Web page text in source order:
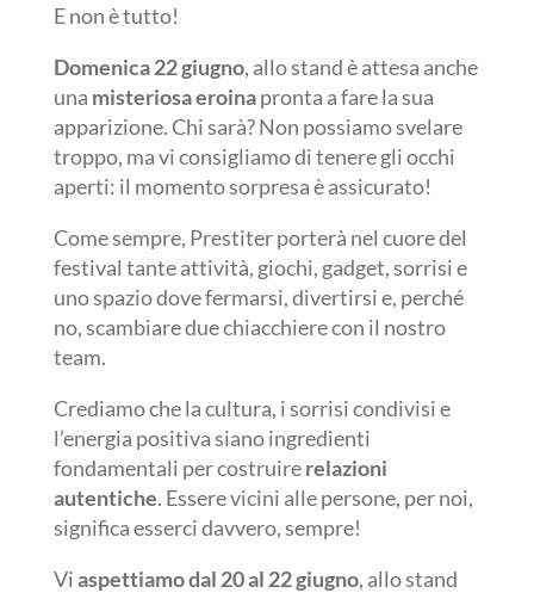
E non è tutto!
Domenica 22 giugno, allo stand è attesa anche
una misteriosa eroinapronta a fare la sua
apparizione. Chi sarà? Non possiamo svelare
troppo, ma vi consigliamo di tenere gli occhi
aperti: il momento sorpresa è assicurato!
Come sempre, Prestiter porterà nel cuore del
festival tante attività, giochi, gadget, sorrisi e
uno spazio dove fermarsi, divertirsi e, perché
no, scambiare due chiacchiere con il nostro
team.
Crediamo che la cultura, i sorrisi condivisi e
l’energia positiva siano ingredienti
fondamentali per costruirerelazioni
autentiche. Essere vicini alle persone, per noi,
significa esserci davvero, sempre!
Viaspettiamo dal 20 al 22 giugno, allo stand